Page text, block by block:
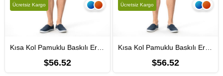
Kısa Kol Pamuklu Baskılı Erkek Yazlık Gömlek Buz Mavi Bmv
$56.52
Ücretsiz Kargo
Kısa Kol Pamuklu Baskılı Erkek Yazlık Gömlek Sari Sarı
$56.52
Ücretsiz Kargo